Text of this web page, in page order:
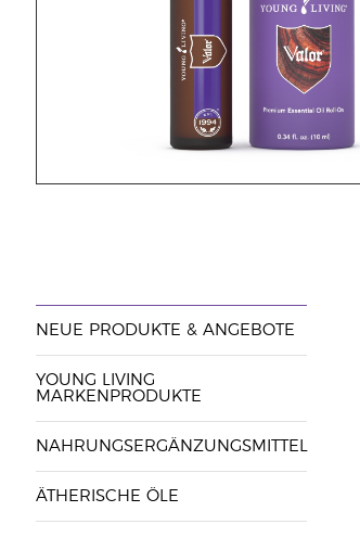
NEUE PRODUKTE & ANGEBOTE
YOUNG LIVING
MARKENPRODUKTE
NAHRUNGSERGÄNZUNGSMITTEL
ÄTHERISCHE ÖLE